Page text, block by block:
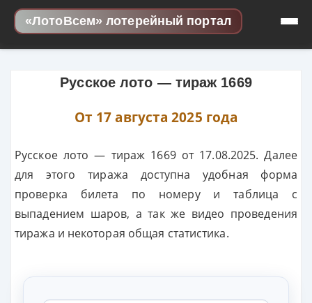
Skip to content
«ЛотоВсем» лотерейный портал
Русское лото — тираж 1669
От 17 августа 2025 года
Русское лото — тираж 1669 от 17.08.2025. Далее
для этого тиража доступна удобная форма
проверка билета по номеру и таблица с
выпадением шаров, а так же видео проведения
тиража и некоторая общая статистика.
Выберите лотерею